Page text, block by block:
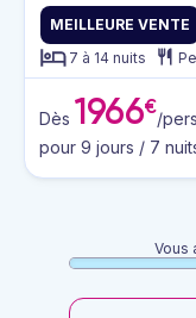
MEILLEURE VENTE
7 à 14 nuits
Dès 1966€/
pour 9 jours / 7
Vous